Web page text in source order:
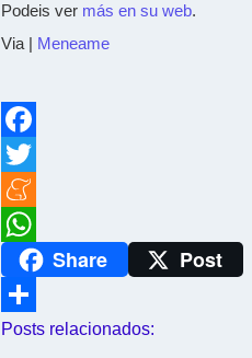
Podeis ver más en su web.
Via |
Meneame
Facebook
Twitter
Meneame
WhatsAppShare Post
Compartir
Posts relacionados: